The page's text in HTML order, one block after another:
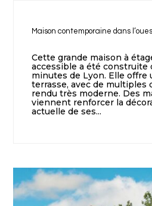
Maison contemporaine dans
Cette grande maison à
accessible a été construite
minutes de Lyon. Elle offre
terrasse, avec de multiples
rendu très moderne. Des
viennent renforcer la
actuelle de ses...